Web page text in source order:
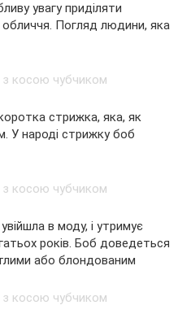
увагу приділяти
обличчя. Погляд людини, яка
стрижка, яка, як
У народі стрижку боб
в моду, і утримує
років. Боб доведеться
або блондованим